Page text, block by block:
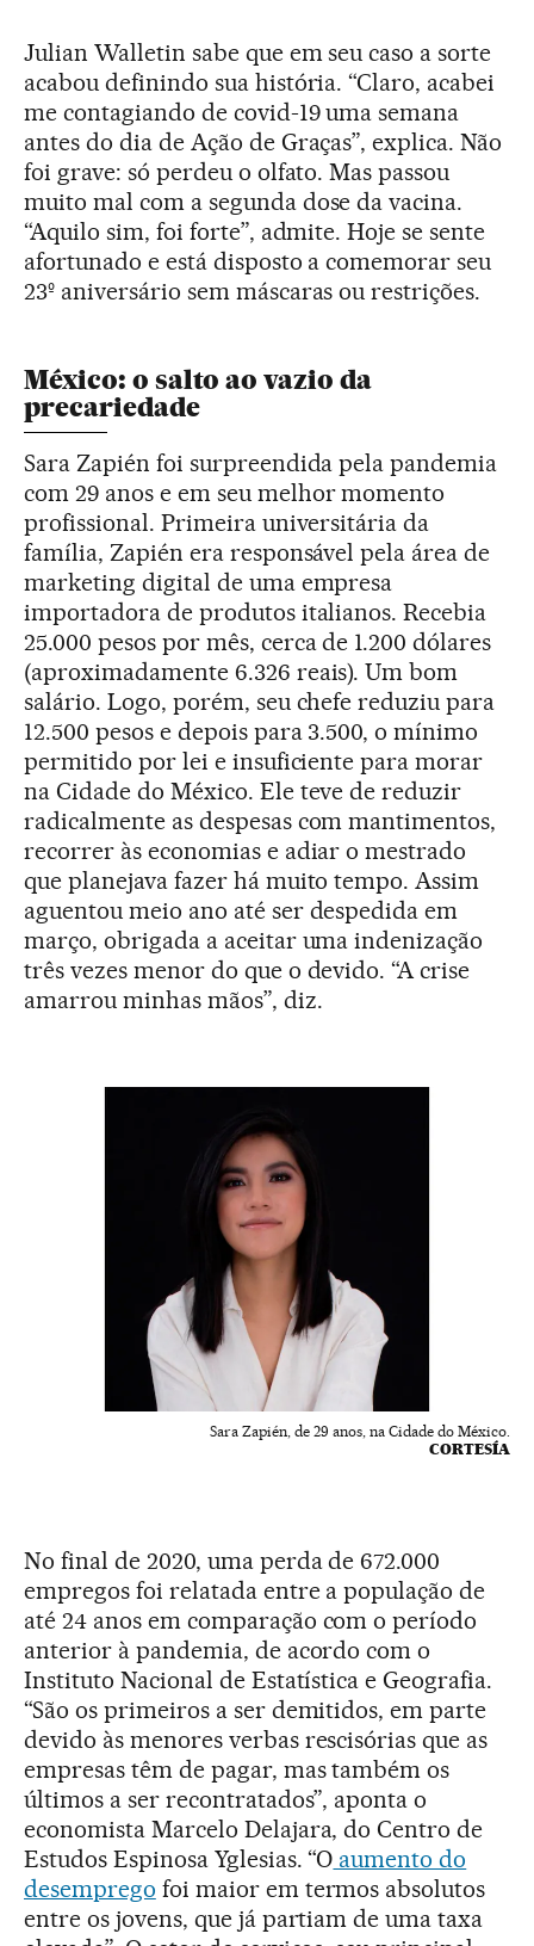
Julian Walletin sabe que em seu caso a sorte
acabou definindo sua história. “Claro, acabei
me contagiando de covid-19 uma semana
antes do dia de Ação de Graças”, explica. Não
foi grave: só perdeu o olfato. Mas passou
muito mal com a segunda dose da vacina.
“Aquilo sim, foi forte”, admite. Hoje se sente
afortunado e está disposto a comemorar seu
23º aniversário sem máscaras ou restrições.
México: o salto ao vazio da
precariedade
Sara Zapién foi surpreendida pela pandemia
com 29 anos e em seu melhor momento
profissional. Primeira universitária da
família, Zapién era responsável pela área de
marketing digital de uma empresa
importadora de produtos italianos. Recebia
25.000 pesos por mês, cerca de 1.200 dólares
(aproximadamente 6.326 reais). Um bom
salário. Logo, porém, seu chefe reduziu para
12.500 pesos e depois para 3.500, o mínimo
permitido por lei e insuficiente para morar
na Cidade do México. Ele teve de reduzir
radicalmente as despesas com mantimentos,
recorrer às economias e adiar o mestrado
que planejava fazer há muito tempo. Assim
aguentou meio ano até ser despedida em
março, obrigada a aceitar uma indenização
três vezes menor do que o devido. “A crise
amarrou minhas mãos”, diz.
Sara Zapién, de 29 anos, na Cidade do México.
CORTESÍA
No final de 2020, uma perda de 672.000
empregos foi relatada entre a população de
até 24 anos em comparação com o período
anterior à pandemia, de acordo com o
Instituto Nacional de Estatística e Geografia.
“São os primeiros a ser demitidos, em parte
devido às menores verbas rescisórias que as
empresas têm de pagar, mas também os
últimos a ser recontratados”, aponta o
economista Marcelo Delajara, do Centro de
Estudos Espinosa Yglesias. “O aumento do
desemprego foi maior em termos absolutos
entre os jovens, que já partiam de uma taxa